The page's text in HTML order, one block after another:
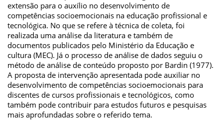
extensão para o auxílio no desenvolvimento de
competências socioemocionais na educação profissional e
tecnológica. No que se refere à técnica de coleta, foi
realizada uma análise da literatura e também de
documentos publicados pelo Ministério da Educação e
cultura (MEC). Já o processo de análise de dados seguiu o
método de análise de conteúdo proposto por Bardin (1977).
A proposta de intervenção apresentada pode auxiliar no
desenvolvimento de competências socioemocionais para
discentes de cursos profissionais e tecnológicos, como
também pode contribuir para estudos futuros e pesquisas
mais aprofundadas sobre o referido tema.